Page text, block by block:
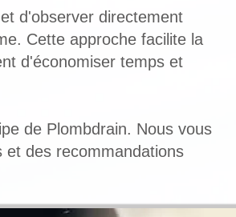
d'observer directement
Cette approche facilite la
d'économiser temps et
de Plombdrain. Nous vous
et des recommandations